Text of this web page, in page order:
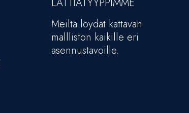
Meiltä löydät kattavan
mallliston kaikille eri
asennustavoille.